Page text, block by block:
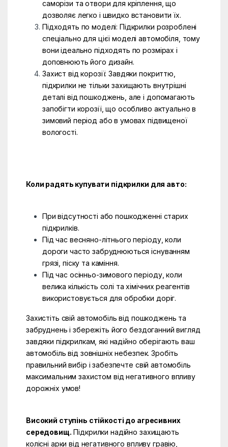
саморізи та отвори для кріплення, що
дозволяє легко і швидко встановити їх.
Підходять по моделі: Підкрилки розроблені
спеціально для цієї моделі автомобіля, тому
вони ідеально підходять по розмірах і
доповнюють його дизайн.
Захист від корозії: Завдяки покриттю,
підкрилки не тільки захищають внутрішні
деталі від пошкоджень, але і допомагають
запобігти корозії, що особливо актуально в
зимовий період або в умовах підвищеної
вологості.
Коли радять купувати підкрилки для авто:
При відсутності або пошкодженні старих
підкрилків.
Під час весняно-літнього періоду, коли
дороги часто забруднюються існуванням
грязі, піску та каміння.
Під час осінньо-зимового періоду, коли
велика кількість солі та хімічних реагентів
використовується для обробки доріг.
Захистіть свій автомобіль від пошкоджень та
забруднень і збережіть його бездоганний вигляд
завдяки підкрилкам, які надійно оберігають ваш
автомобіль від зовнішніх небезпек. Зробіть
правильний вибір і забезпечте свій автомобіль
максимальним захистом від негативного впливу
дорожніх умов!
Високий ступінь стійкості до агресивних
середовищ. Підкрилки надійно захищають
колісні арки від негативного впливу гравію,